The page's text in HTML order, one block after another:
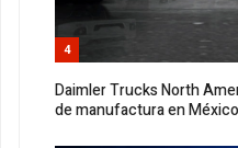
4
Daimler Trucks North
de manufactura en México